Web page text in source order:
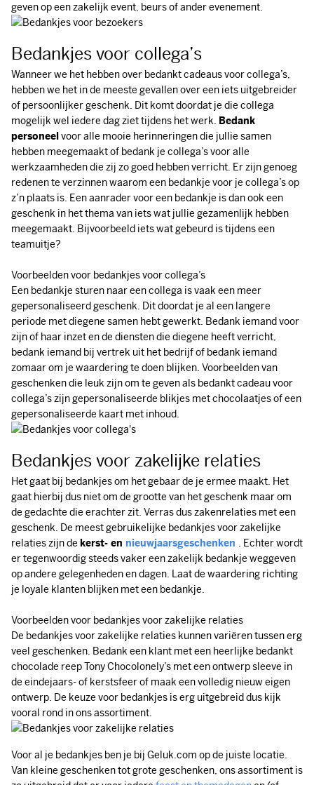
geven op een zakelijk event, beurs of ander evenement.
Bedankjes voor collega’s
Wanneer we het hebben over bedankt cadeaus voor collega’s,
hebben we het in de meeste gevallen over een iets uitgebreider
of persoonlijker geschenk. Dit komt doordat je die collega
mogelijk wel iedere dag ziet tijdens het werk. Bedank
personeel voor alle mooie herinneringen die jullie samen
hebben meegemaakt of bedank je collega’s voor alle
werkzaamheden die zij zo goed hebben verricht. Er zijn genoeg
redenen te verzinnen waarom een bedankje voor je collega’s op
z’n plaats is. Een aanrader voor een bedankje is dan ook een
geschenk in het thema van iets wat jullie gezamenlijk hebben
meegemaakt. Bijvoorbeeld iets wat gebeurd is tijdens een
teamuitje?
Voorbeelden voor bedankjes voor collega’s
Een bedankje sturen naar een collega is vaak een meer
gepersonaliseerd geschenk. Dit doordat je al een langere
periode met diegene samen hebt gewerkt. Bedank iemand voor
zijn of haar inzet en de diensten die diegene heeft verricht,
bedank iemand bij vertrek uit het bedrijf of bedank iemand
zomaar om je waardering te doen blijken. Voorbeelden van
geschenken die leuk zijn om te geven als bedankt cadeau voor
collega’s zijn gepersonaliseerde blikjes met chocolaatjes of een
gepersonaliseerde kaart met inhoud.
Bedankjes voor zakelijke relaties
Het gaat bij bedankjes om het gebaar de je ermee maakt. Het
gaat hierbij dus niet om de grootte van het geschenk maar om
de gedachte die erachter zit. Verras dus zakenrelaties met een
geschenk. De meest gebruikelijke bedankjes voor zakelijke
relaties zijn de kerst- en nieuwjaarsgeschenken . Echter wordt
er tegenwoordig steeds vaker een zakelijk bedankje weggeven
op andere gelegenheden en dagen. Laat de waardering richting
je loyale klanten blijken met een bedankje.
Voorbeelden voor bedankjes voor zakelijke relaties
De bedankjes voor zakelijke relaties kunnen variëren tussen erg
veel geschenken. Bedank een klant met een heerlijke bedankt
chocolade reep Tony Chocolonely’s met een ontwerp sleeve in
de eindejaars- of kerstsfeer of maak een volledig nieuw eigen
ontwerp. De keuze voor bedankjes is erg uitgebreid dus kijk
vooral rond in ons assortiment.
Voor al je bedankjes ben je bij Geluk.com op de juiste locatie.
Van kleine geschenken tot grote geschenken, ons assortiment is